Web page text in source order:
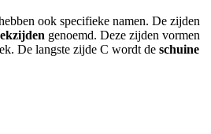
ook specifieke namen. De zijden
genoemd. Deze zijden vormen
De langste zijde C wordt de schuine